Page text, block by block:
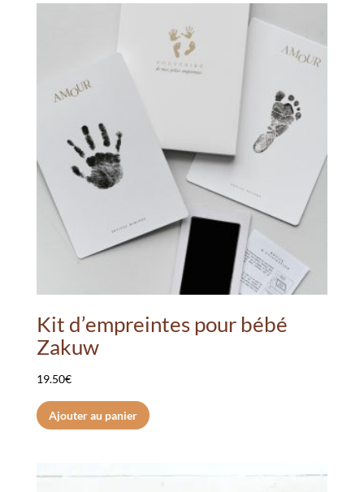
Kit d’empreintes pour bébé
Zakuw
19.50€
Ajouter au panier